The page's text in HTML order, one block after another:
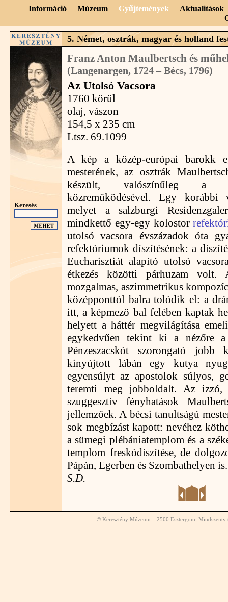
Információ Múzeum Gyűjtemények
Aktualitások
Keresés
5. Német, osztrák, magyar és holland
Franz Anton Maulbertsch és
(Langenargen, 1724 – Bécs, 1796)
Az Utolsó Vacsora
1760 körül
olaj, vászon
154,5 x 235 cm
Ltsz. 69.1099
A kép a közép-európai barokk
mesterének, az osztrák
készült, valószínűleg a
közreműködésével. Egy korábbi
melyet a salzburgi
mindkettő egy-egy kolostor
utolsó vacsora évszázadok óta
refektóriumok díszítésének: a
Eucharisztiát alapító utolsó
étkezés közötti párhuzam volt.
mozgalmas, aszimmetrikus
középponttól balra tolódik el: a
itt, a képmező bal felében kaptak
helyett a háttér megvilágítása
egykedvűen tekint ki a nézőre
Pénzeszacskót szorongató jobb
kinyújtott lábán egy kutya
egyensúlyt az apostolok súlyos,
teremti meg jobboldalt. Az izzó,
szuggesztív fényhatások
jellemzőek. A bécsi tanultságú
sok megbízást kapott: nevéhez
a sümegi plébániatemplom és a
templom freskódíszítése, de
Pápán, Egerben és Szombathelyen is.
S.D.
© Keresztény Múzeum – 2500 Esztergom,